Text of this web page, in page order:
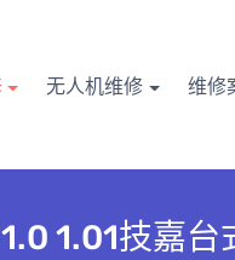
无人机维修 维修
1.01技嘉